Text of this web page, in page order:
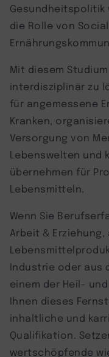
Gesundheitspolitik
die Rolle von
Mit diesem
interdisziplinär zu
für angemessene
Kranken,
Versorgung von
Lebenswelten und
übernehmen für
Lebensmitteln.
Wenn Sie
Arbeit & Erziehung,
Industrie oder aus
einem der Heil-
Ihnen dieses
inhaltliche und
Qualifikation.
wertschöpfende